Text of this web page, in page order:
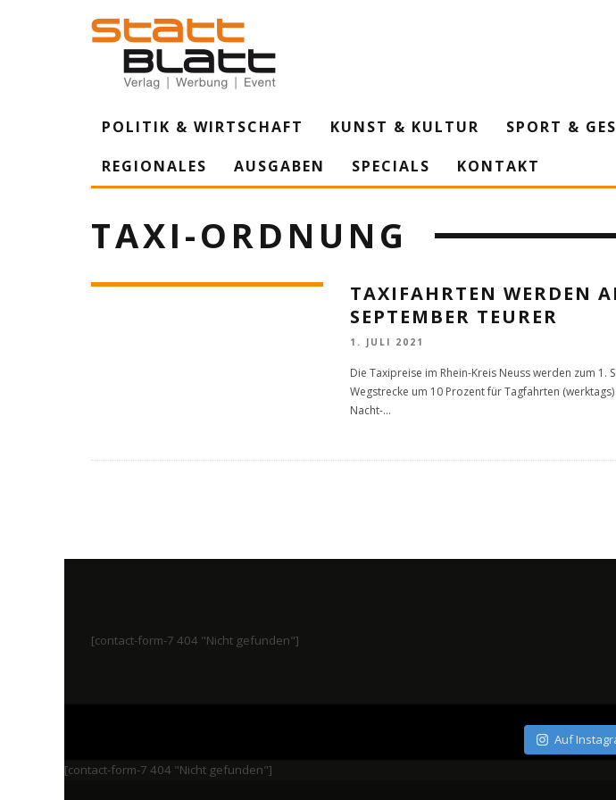
POLITIK & WIRTSCHAFT KUNST & KULTUR SPORT &
REGIONALES
AUSGABEN SPECIALS KONTAKT
TAXI-ORDNUNG
TAXIFAHRTEN WERDEN
SEPTEMBER TEURER
1. JULI 2021
Die Taxipreise im Rhein-Kreis Neuss werden zum 1.
Wegstrecke um 10 Prozent für Tagfahrten
Nacht-...
[contact-form-7 404 "Nicht gefunden"]
Auf
[contact-form-7 404 "Nicht gefunden"]